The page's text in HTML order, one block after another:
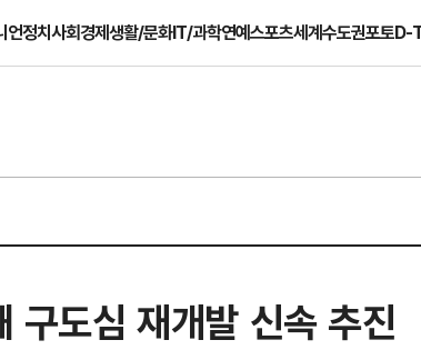
언정치사회경제생활/문화IT/과학연예스포츠세계수도권포토D-
구도심 재개발 신속 추진